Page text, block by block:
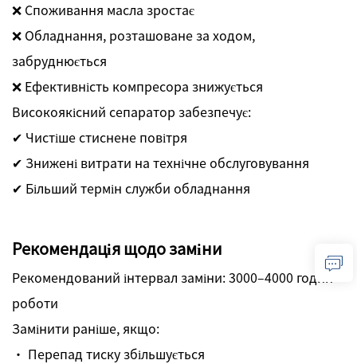
❌ Споживання масла зростає
❌ Обладнання, розташоване за ходом,
забруднюється
❌ Ефективність компресора знижується
Високоякісний сепаратор забезпечує:
✔ Чистіше стиснене повітря
✔ Знижені витрати на технічне обслуговування
✔ Більший термін служби обладнання
Рекомендація щодо заміни
Рекомендований інтервал заміни: 3000–4000 годин
роботи
Замінити раніше, якщо:
· Перепад тиску збільшується